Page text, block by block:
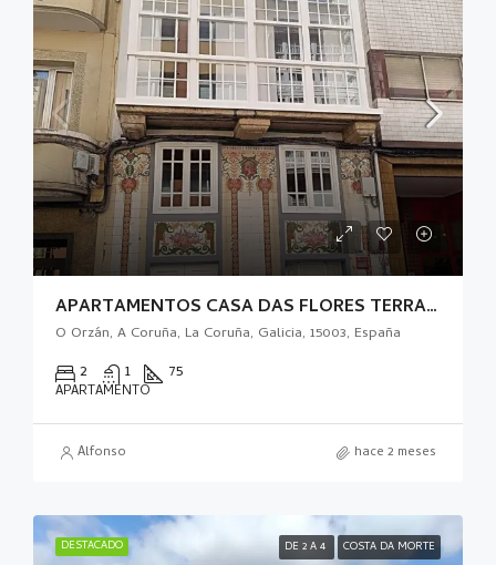
APARTAMENTOS CASA DAS FLORES TERRAZA
O Orzán, A Coruña, La Coruña, Galicia, 15003, España
2 1 75
APARTAMENTO
Alfonso hace 2 meses
DESTACADO DE 2 A 4 COSTA DA MORTE